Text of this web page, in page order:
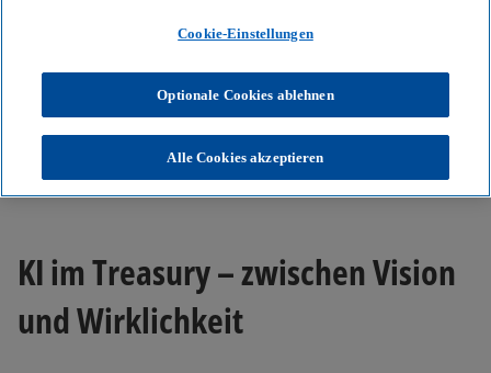
Künstliche Intelligenz im Treasury
Ein kritischer Blick auf den Stand der Technologie,
Chancen, Arbeitsplätze und sinnvolle nächste
Schritte für Unternehmen
KI im Treasury – zwischen Vision
und Wirklichkeit
Cookie-Einstellungen
Optionale Cookies ablehnen
Alle Cookies akzeptieren